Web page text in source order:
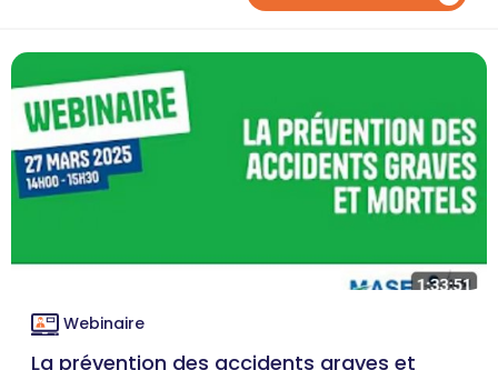
Webinaire
La prévention des accidents graves et